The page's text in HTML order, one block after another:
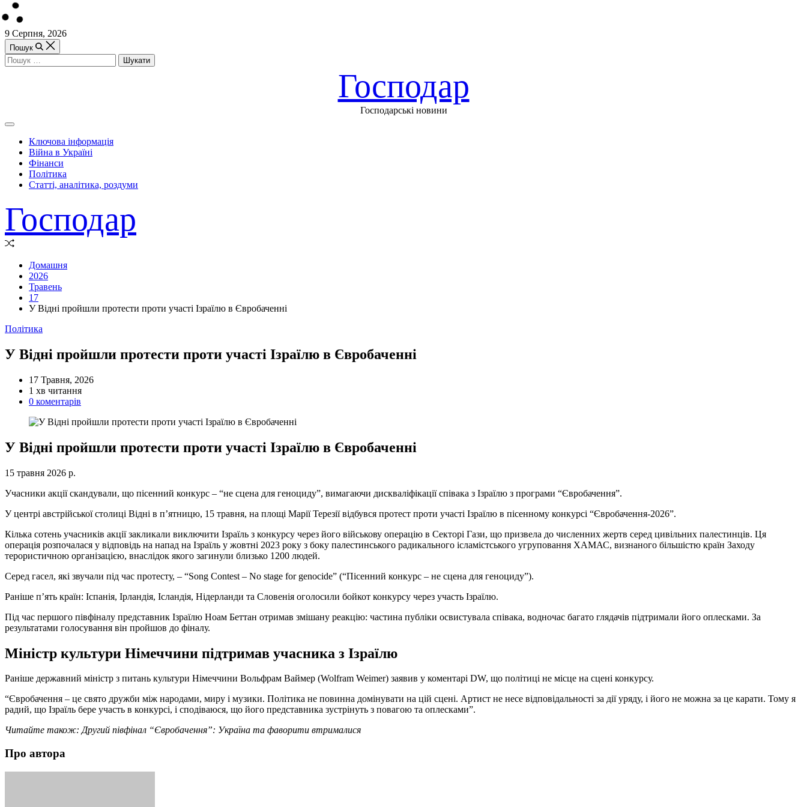
Перейти
до
вмісту
9 Серпня, 2026
Пошук
Пошук:
Господар
Господарські новини
Off
Canvas
(поза
полотном)
Ключова інформація
Війна в Україні
Фінанси
Політика
Статті, аналітика, роздуми
Господар
Випадкова
Домашня
2026
Травень
17
У Відні пройшли протести проти участі Ізраїлю в Євробаченні
Категорії
Політика
У Відні пройшли протести проти участі Ізраїлю в Євробаченні
17 Травня, 2026
Орієнтовний
час
1 хв читання
0 коментарів
У Відні пройшли протести проти участі Ізраїлю в Євробаченні
15 травня 2026 р.
Учасники акції скандували, що пісенний конкурс – “не сцена для геноциду”, вимагаючи дискваліфікації співака з Ізраїлю з програми “Євробачення”.
У центрі австрійської столиці Відні в п’ятницю, 15 травня, на площі Марії Терезії відбувся протест проти участі Ізраїлю в пісенному конкурсі “Євробачення-2026”.
Кілька сотень учасників акції закликали виключити Ізраїль з конкурсу через його військову операцію в Секторі Гази, що призвела до численних жертв серед цивільних палестинців. Ця
операція розпочалася у відповідь на напад на Ізраїль у жовтні 2023 року з боку палестинського радикального ісламістського угруповання ХАМАС, визнаного більшістю країн Заходу
терористичною організацією, внаслідок якого загинули близько 1200 людей.
Серед гасел, які звучали під час протесту, – “Song Contest – No stage for genocide” (“Пісенний конкурс – не сцена для геноциду”).
Раніше п’ять країн: Іспанія, Ірландія, Ісландія, Нідерланди та Словенія оголосили бойкот конкурсу через участь Ізраїлю.
Під час першого півфіналу представник Ізраїлю Ноам Беттан отримав змішану реакцію: частина публіки освистувала співака, водночас багато глядачів підтримали його оплесками. За
результатами голосування він пройшов до фіналу.
Міністр культури Німеччини підтримав учасника з Ізраїлю
Раніше державний міністр з питань культури Німеччини Вольфрам Ваймер (Wolfram Weimer) заявив у коментарі DW, що політиці не місце на сцені конкурсу.
“Євробачення – це свято дружби між народами, миру і музики. Політика не повинна домінувати на цій сцені. Артист не несе відповідальності за дії уряду, і його не можна за це карати. Тому я
радий, що Ізраїль бере участь в конкурсі, і сподіваюся, що його представника зустрінуть з повагою та оплесками”.
Читайте також: Другий півфінал “Євробачення”: Україна та фаворити втрималися
Про автора